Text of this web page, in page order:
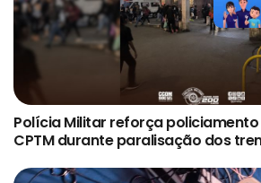
Polícia Militar reforça
CPTM durante paralisação dos